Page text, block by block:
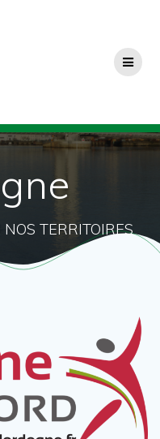
TERRITOIRES